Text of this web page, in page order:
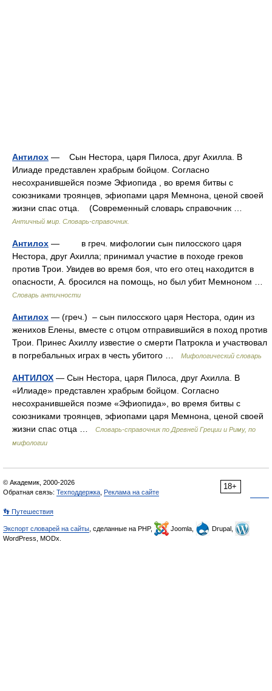
Антилох — Сын Нестора, царя Пилоса, друг Ахилла. В
Илиаде представлен храбрым бойцом. Согласно
несохранившейся поэме Эфиопида , во время битвы с
союзниками троянцев, эфиопами царя Мемнона, ценой своей
жизни спас отца. (Современный словарь справочник …
Античный мир. Словарь-справочник.
Антилох — в греч. мифологии сын пилосского царя
Нестора, друг Ахилла; принимал участие в походе греков
против Трои. Увидев во время боя, что его отец находится в
опасности, А. бросился на помощь, но был убит Мемноном …
Словарь античности
Антилох — (греч.) – сын пилосского царя Нестора, один из
женихов Елены, вместе с отцом отправившийся в поход против
Трои. Принес Ахиллу известие о смерти Патрокла и участвовал
в погребальных играх в честь убитого …
Мифологический словарь
АНТИЛОХ — Сын Нестора, царя Пилоса, друг Ахилла. В
«Илиаде» представлен храбрым бойцом. Согласно
несохранившейся поэме «Эфиопида», во время битвы с
союзниками троянцев, эфиопами царя Мемнона, ценой своей
жизни спас отца …
Cловарь-справочник по Древней Греции и Риму, по
мифологии
18+
© Академик, 2000-2026
Обратная связь: Техподдержка Реклама на сайте
👣 Путешествия
Экспорт словарей на сайты , сделанные на PHP, Joomla,
Drupal,
WordPress, MODx.